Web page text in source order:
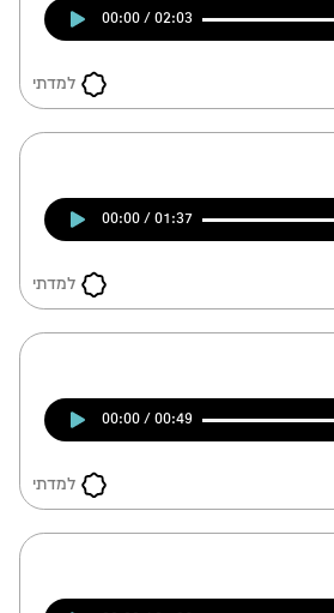
00:00 / 02:03
למדתי
00:00 / 01:37
למדתי
00:00 / 00:49
למדתי